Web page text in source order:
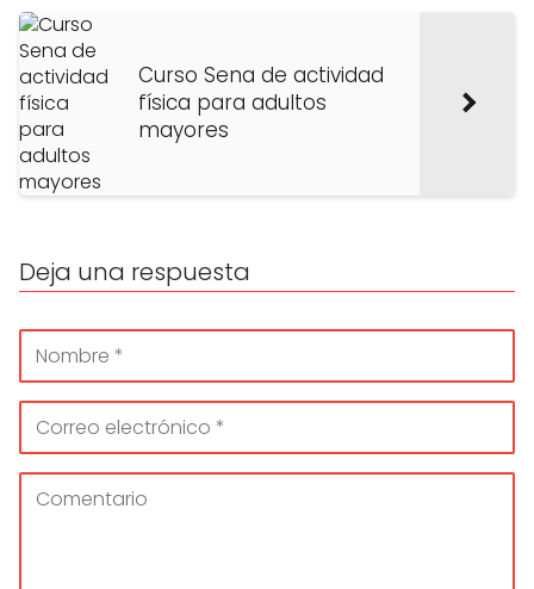
Curso Sena de actividad
física para adultos
mayores
Deja una respuesta